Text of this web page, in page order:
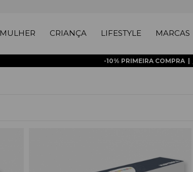
MULHER CRIANÇA LIFESTYLE MARCAS
-10% PRIMEIRA COMPRA |